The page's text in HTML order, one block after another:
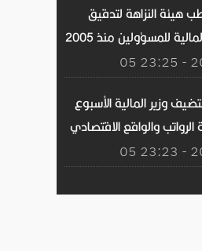
هيئة النزاهة لتدقيق
للمسؤولين منذ 2005
وزير المالية الأسبوع
والواقع الاقتصادي